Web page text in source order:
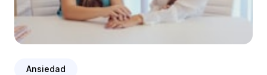
Ansiedad